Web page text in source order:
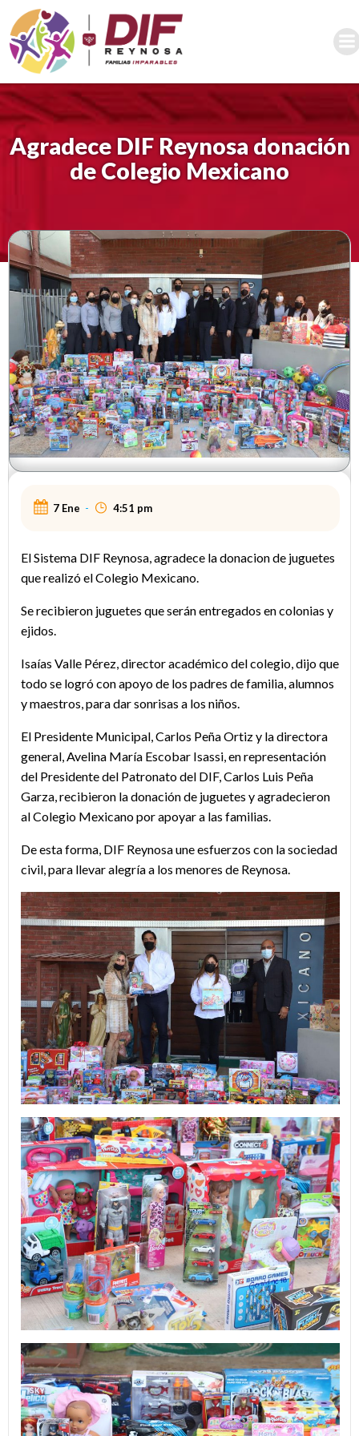
al
contenido
Agradece DIF Reynosa donación
de Colegio Mexicano
7 Ene - 4:51 pm
El Sistema DIF Reynosa, agradece la donacion de juguetes
que realizó el Colegio Mexicano.
Se recibieron juguetes que serán entregados en colonias y
ejidos.
Isaías Valle Pérez, director académico del colegio, dijo que
todo se logró con apoyo de los padres de familia, alumnos
y maestros, para dar sonrisas a los niños.
El Presidente Municipal, Carlos Peña Ortiz y la directora
general, Avelina María Escobar Isassi, en representación
del Presidente del Patronato del DIF, Carlos Luis Peña
Garza, recibieron la donación de juguetes y agradecieron
al Colegio Mexicano por apoyar a las familias.
De esta forma, DIF Reynosa une esfuerzos con la sociedad
civil, para llevar alegría a los menores de Reynosa.